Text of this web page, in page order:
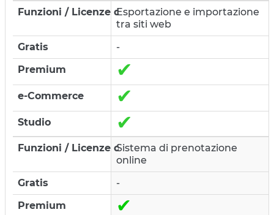
Esportazione e importazione
tra siti web
-
✔
✔
✔
Sistema di prenotazione
online
-
✔